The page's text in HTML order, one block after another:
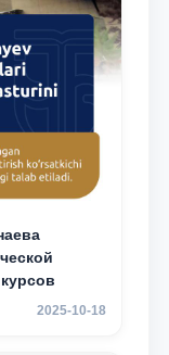
2025-10-18